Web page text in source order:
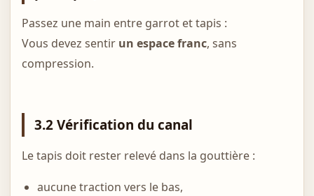
Passez une main entre garrot et tapis :
Vous devez sentir un espace franc, sans
compression.
3.2 Vérification du canal
Le tapis doit rester relevé dans la gouttière :
aucune traction vers le bas,